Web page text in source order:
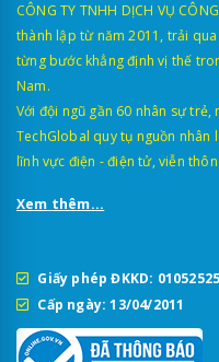
CÔNG TY TNHH DỊCH VỤ
thành lập từ năm 2011, trải
từng bước khẳng định vị thế
Nam.
Với đội ngũ gần 60 nhân sự
TechGlobal quy tụ nguồn
lĩnh vực điện - điện tử, viễn
Xem thêm...
Giấy phép ĐKKD:
Cấp ngày: 13/04/2011